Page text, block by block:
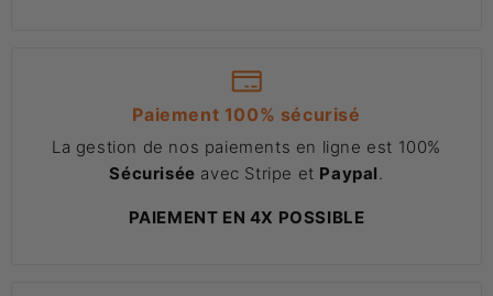
Paiement 100% sécurisé
La gestion de nos paiements en ligne est 100%
Sécurisée avec Stripe et Paypal
PAIEMENT EN 4X POSSIBLE